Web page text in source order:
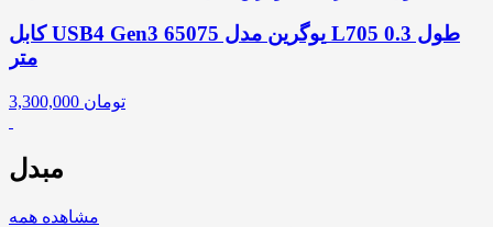
کابل USB4 Gen3 یوگرین مدل 65075 L705 طول 0.3
متر
3,300,000 تومان
مبدل
مشاهده همه